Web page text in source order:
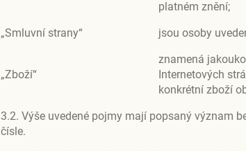
platném znění;
„Smluvní strany“
jsou osoby
„Zboží“
znamená
Internetových
konkrétní zboží
3.2. Výše uvedené pojmy mají popsaný význam
čísle.